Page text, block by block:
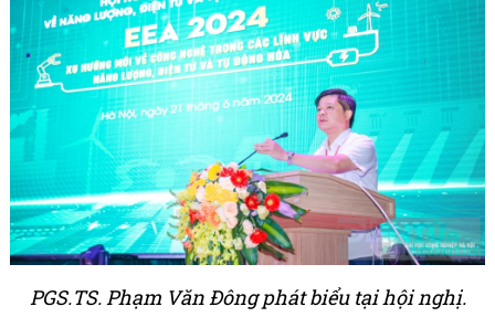
PGS.TS. Phạm Văn Đông phát biểu tại hội nghị.